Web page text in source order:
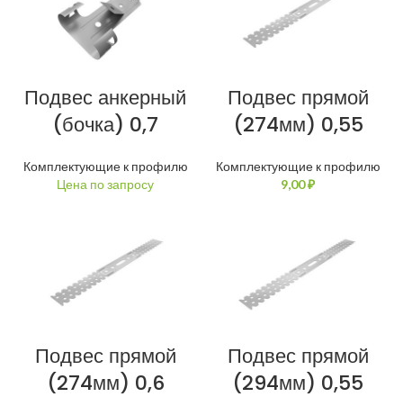
Подвес анкерный
(бочка) 0,7
Комплектующие к профилю
Подвес прямой
(274мм) 0,55
Комплектующие к профилю
₽
Подвес прямой
(274мм) 0,6
Подвес прямой
(294мм) 0,55